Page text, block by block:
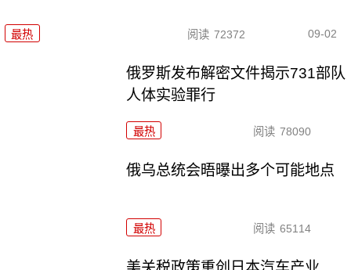
最热 阅读 72372 09-02
俄罗斯发布解密文件揭示731部队
人体实验罪行
最热 阅读 78090
俄乌总统会晤曝出多个可能地点
最热 阅读 65114